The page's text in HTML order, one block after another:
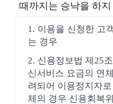
때까지는 승낙을 하
1. 이용을 신청한 고
는 경우
2. 신용정보법 제25
신서비스 요금의 연
려되어 이용정지자
체의 경우 신용회복